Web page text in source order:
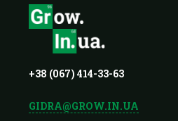
+38 (067) 414-33-63
GIDRA@GROW.IN.UA